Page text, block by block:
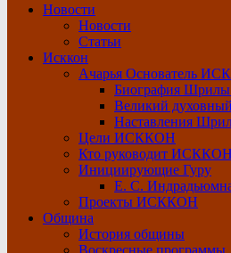
ОсновноеНовости
Новости
Статьи
Исккон
Ачарья Основатель
Биография
Великий
Наставления
Цели ИСККОН
Кто руководит ИСККОН
Инициирующие Гуру
Е. С.
Проекты ИСККОН
Община
История общины